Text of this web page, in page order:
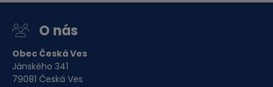
O nás
Obec Česká Ves
Jánského 341
79081 Česká Ves